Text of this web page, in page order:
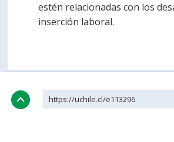
estén relacionadas con los
inserción laboral.
https://uchile.cl/e113296